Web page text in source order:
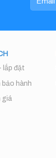
lắp đặt
bảo hành
giá